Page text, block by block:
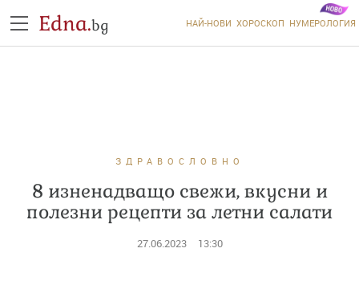
Edna.bg НАЙ-НОВИ ХОРОСКОП НУМЕРОЛОГИЯ
ЗДРАВОСЛОВНО
8 изненадващо свежи, вкусни и
полезни рецепти за летни салати
27.06.2023 13:30